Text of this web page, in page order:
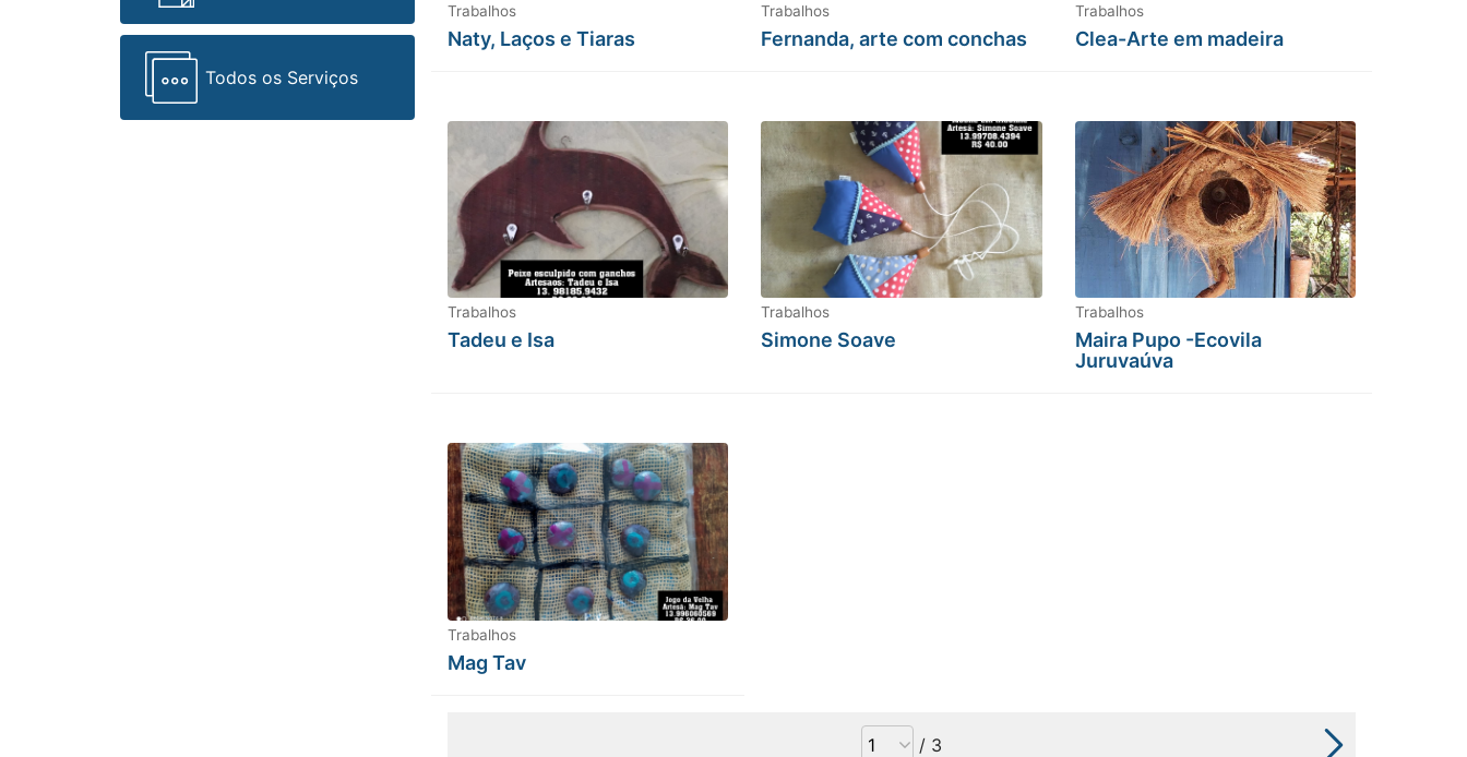
Todos os Serviços
Trabalhos
Naty, Laços e Tiaras
Trabalhos
Fernanda, arte com conchas
Trabalhos
Clea-Arte em madeira
Trabalhos
Tadeu e Isa
Trabalhos
Simone Soave
Trabalhos
Maira Pupo -Ecovila
Juruvaúva
Trabalhos
Mag Tav
/ 3